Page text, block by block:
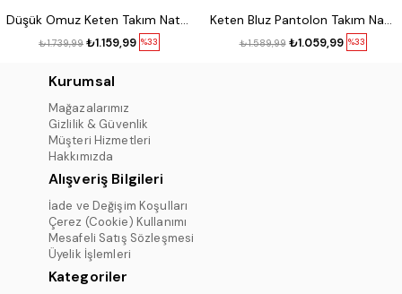
Düşük Omuz Keten Takım Naturel
%33
₺1.159,99
₺1.739,99
Keten Bluz Pantolon Takım Naturel
%33
₺1.059,99
₺1.589,99
Kurumsal
Mağazalarımız
Gizlilik & Güvenlik
Müşteri Hizmetleri
Hakkımızda
Alışveriş Bilgileri
İade ve Değişim Koşulları
Çerez (Cookie) Kullanımı
Mesafeli Satış Sözleşmesi
Üyelik İşlemleri
Kategoriler